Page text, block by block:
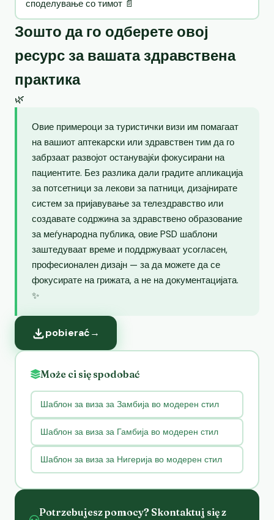
споделување со тимот 📄
Зошто да го одберете овој
ресурс за вашата здравствена
практика
🌿
Овие примероци за туристички визи им помагаат
на вашиот аптекарски или здравствен тим да го
забрзаат развојот останувајќи фокусирани на
пациентите. Без разлика дали градите апликација
за потсетници за лекови за патници, дизајнирате
систем за пријавување за телездравство или
создавате содржина за здравствено образование
за меѓународна публика, овие PSD шаблони
заштедуваат време и поддржуваат усогласен,
професионален дизајн — за да можете да се
фокусирате на грижата, а не на документацијата.
✨
pobierać→
Może ci się spodobać
Шаблон за виза за Замбија во модерен стил
Шаблон за виза за Гамбија во модерен стил
Шаблон за виза за Нигерија во модерен стил
Potrzebujesz pomocy? Skontaktuj się z